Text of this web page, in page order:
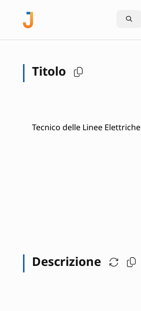
Titolo
Tecnico delle Linee Elettriche
Descrizione